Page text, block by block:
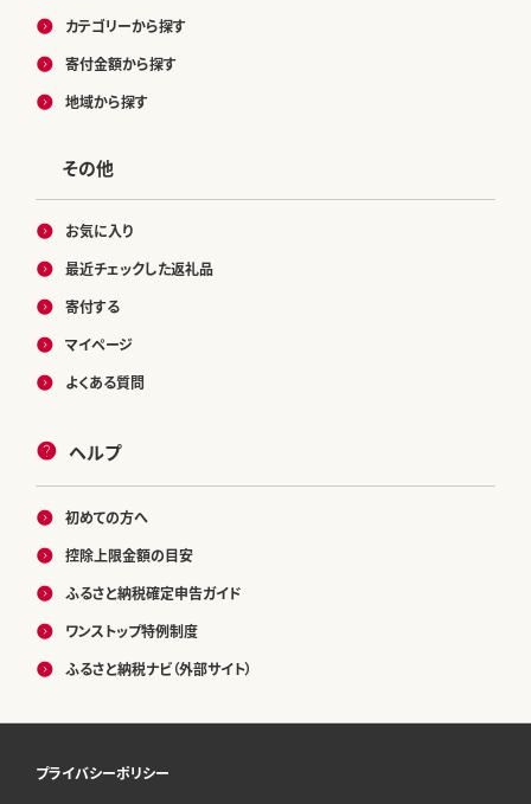
カテゴリーから探す
寄付金額から探す
地域から探す
その他
お気に入り
最近チェックした返礼品
寄付する
マイページ
よくある質問
ヘルプ
初めての方へ
控除上限金額の目安
ふるさと納税確定申告ガイド
ワンストップ特例制度
ふるさと納税ナビ（外部サイト）
プライバシーポリシー